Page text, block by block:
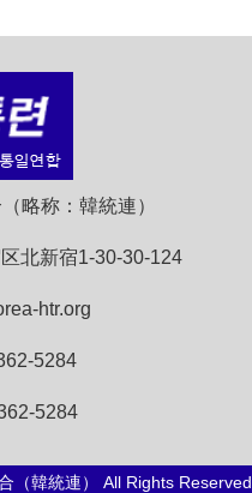
略称：韓統連）
北新宿1-30-30-124
htr.org
5284
5284
（韓統連） All Rights Reserved